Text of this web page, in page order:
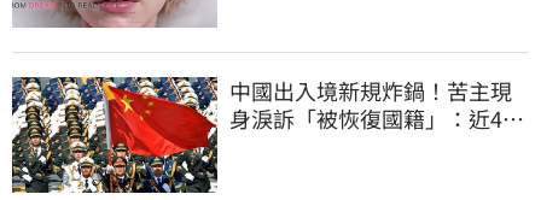
中國出入境新規炸鍋！苦主現
身淚訴「被恢復國籍」：近4億